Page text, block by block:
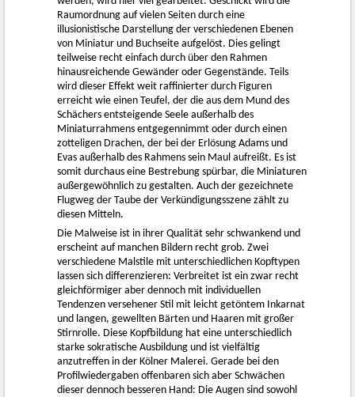
Raumordnung auf vielen Seiten durch eine
illusionistische Darstellung der verschiedenen Ebenen
von Miniatur und Buchseite aufgelöst. Dies gelingt
teilweise recht einfach durch über den Rahmen
hinausreichende Gewänder oder Gegenstände. Teils
wird dieser Effekt weit raffinierter durch Figuren
erreicht wie einen Teufel, der die aus dem Mund des
Schächers entsteigende Seele außerhalb des
Miniaturrahmens entgegennimmt oder durch einen
zotteligen Drachen, der bei der Erlösung Adams und
Evas außerhalb des Rahmens sein Maul aufreißt. Es ist
somit durchaus eine Bestrebung spürbar, die Miniaturen
außergewöhnlich zu gestalten. Auch der gezeichnete
Flugweg der Taube der Verkündigungsszene zählt zu
diesen Mitteln.
Die Malweise ist in ihrer Qualität sehr schwankend und
erscheint auf manchen Bildern recht grob. Zwei
verschiedene Malstile mit unterschiedlichen Kopftypen
lassen sich differenzieren: Verbreitet ist ein zwar recht
gleichförmiger aber dennoch mit individuellen
Tendenzen versehener Stil mit leicht getöntem Inkarnat
und langen, gewellten Bärten und Haaren mit großer
Stirnrolle. Diese Kopfbildung hat eine unterschiedlich
starke sokratische Ausbildung und ist vielfältig
anzutreffen in der Kölner Malerei. Gerade bei den
Profilwiedergaben offenbaren sich aber Schwächen
dieser dennoch besseren Hand: Die Augen sind sowohl